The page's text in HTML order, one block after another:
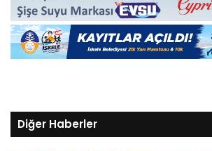
Diğer Haberler